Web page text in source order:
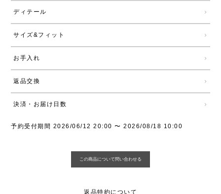
ディテール
サイズ&フィット
お手入れ
返品交換
決済・お届け日数
予約受付期間 2026/06/12 20:00〜 2026/08/18 10:00
返品特約について